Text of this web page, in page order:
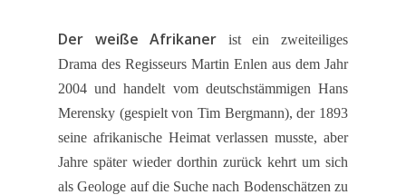
Der weiße Afrikaner ist ein zweiteiliges
Drama des Regisseurs Martin Enlen aus dem Jahr
2004 und handelt vom deutschstämmigen Hans
Merensky (gespielt von Tim Bergmann), der 1893
seine afrikanische Heimat verlassen musste, aber
Jahre später wieder dorthin zurück kehrt um sich
als Geologe auf die Suche nach Bodenschätzen zu